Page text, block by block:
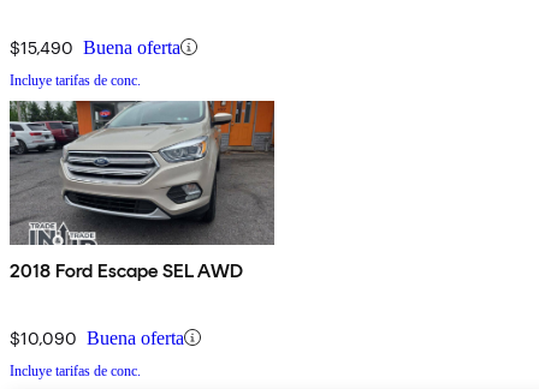
$15,490 Buena oferta
Incluye tarifas de conc.
2018 Ford Escape SEL AWD
$10,090 Buena oferta
Incluye tarifas de conc.